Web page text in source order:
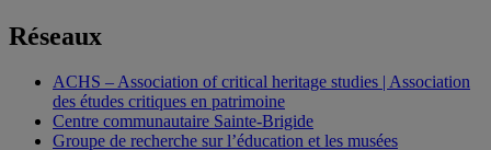
Réseaux
ACHS – Association of critical heritage studies | Association
des études critiques en patrimoine
Centre communautaire Sainte-Brigide
Groupe de recherche sur l’éducation et les musées